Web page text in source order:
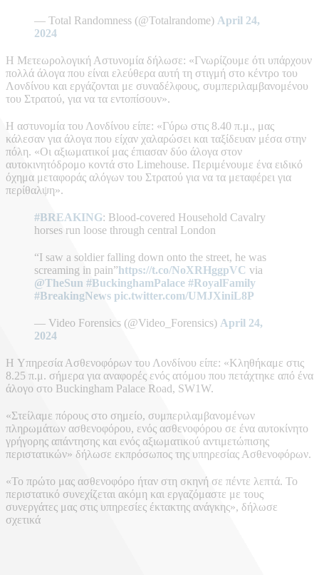
— Total Randomness (@Totalrandome) April 24,
2024
Η Μετεωρολογική Αστυνομία δήλωσε: «Γνωρίζουμε ότι υπάρχουν
πολλά άλογα που είναι ελεύθερα αυτή τη στιγμή στο κέντρο του
Λονδίνου και εργάζονται με συναδέλφους, συμπεριλαμβανομένου
του Στρατού, για να τα εντοπίσουν».
Η αστυνομία του Λονδίνου είπε: «Γύρω στις 8.40 π.μ., μας
κάλεσαν για άλογα που είχαν χαλαρώσει και ταξίδευαν μέσα στην
πόλη. «Οι αξιωματικοί μας έπιασαν δύο άλογα στον
αυτοκινητόδρομο κοντά στο Limehouse. Περιμένουμε ένα ειδικό
όχημα μεταφοράς αλόγων του Στρατού για να τα μεταφέρει για
περίθαλψη».
#BREAKING: Blood-covered Household Cavalry
horses run loose through central London
“I saw a soldier falling down onto the street, he was
screaming in pain”https://t.co/NoXRHggpVC via
@TheSun #BuckinghamPalace #RoyalFamily
#BreakingNews pic.twitter.com/UMJXiniL8P
— Video Forensics (@Video_Forensics) April 24,
2024
H Υπηρεσία Ασθενοφόρων του Λονδίνου είπε: «Κληθήκαμε στις
8.25 π.μ. σήμερα για αναφορές ενός ατόμου που πετάχτηκε από ένα
άλογο στο Buckingham Palace Road, SW1W.
«Στείλαμε πόρους στο σημείο, συμπεριλαμβανομένων
πληρωμάτων ασθενοφόρου, ενός ασθενοφόρου σε ένα αυτοκίνητο
γρήγορης απάντησης και ενός αξιωματικού αντιμετώπισης
περιστατικών» δήλωσε εκπρόσωπος της υπηρεσίας Ασθενοφόρων.
«Το πρώτο μας ασθενοφόρο ήταν στη σκηνή σε πέντε λεπτά. Το
περιστατικό συνεχίζεται ακόμη και εργαζόμαστε με τους
συνεργάτες μας στις υπηρεσίες έκτακτης ανάγκης», δήλωσε
σχετικά